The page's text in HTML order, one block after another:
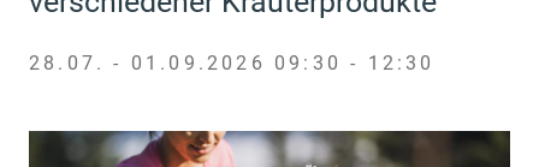
28.07. - 01.09.2026 09:30 - 12:30